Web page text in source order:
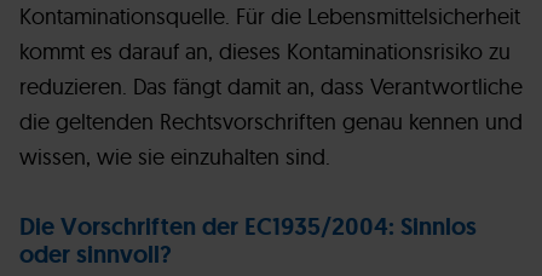
Kontaminationsquelle. Für die Lebensmittelsicherheit
kommt es darauf an, dieses Kontaminationsrisiko zu
reduzieren. Das fängt damit an, dass Verantwortliche
die geltenden Rechtsvorschriften genau kennen und
wissen, wie sie einzuhalten sind.
Die Vorschriften der EC1935/2004: Sinnlos
oder sinnvoll?